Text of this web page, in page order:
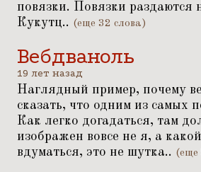
повязки. Повязки раздаются
Кукутц.. (еще 32 слова)
Вебдваноль
19 лет назад
Наглядный пример, почему
сказать, что одним из самых
Как легко догадаться, там
изображен вовсе не я, а
вдуматься, это не шутка.. (еще